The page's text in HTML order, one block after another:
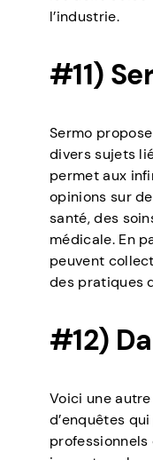
l’industrie.
#11)
Sermo
divers sujets
permet aux
opinions sur
santé, des
médicale. En
peuvent
des pratiques
#12)
Voici une
d’enquêtes
professionnels